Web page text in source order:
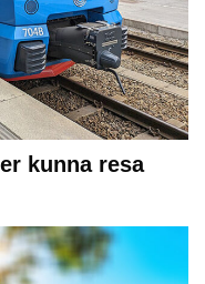
kunna resa